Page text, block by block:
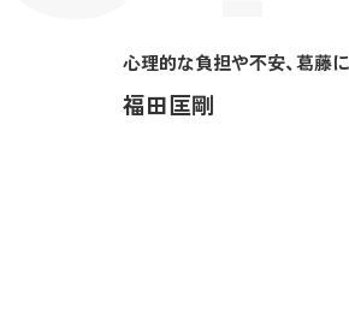
心理的な負担や不安、葛藤
福田匡剛